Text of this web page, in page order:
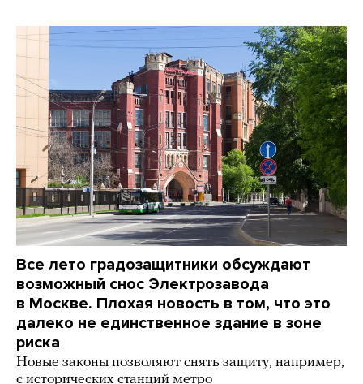
Все лето градозащитники обсуждают
возможный снос Электрозавода
в Москве. Плохая новость в том, что это
далеко не единственное здание в зоне
риска
Новые законы позволяют снять защиту, например,
с исторических станций метро